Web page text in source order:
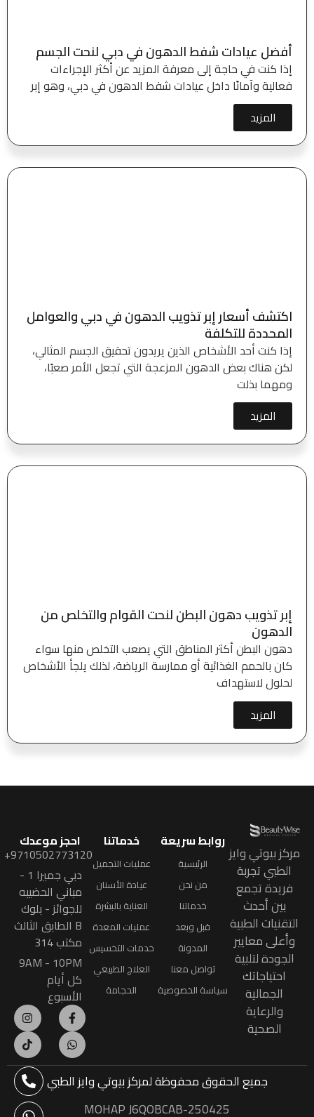
أفضل عيادات شفط الدهون في دبي لنحت الجسم
إذا كنت في حاجة إلى معرفة المزيد عن أكثر الإجراءات
فعالية وآمانًا داخل عيادات شفط الدهون في دبي، وهو إبر
المزيد
اكتشف أسعار إبر تذويب الدهون في دبي والعوامل
المحددة للتكلفة
إذا كنت أحد الأشخاص الذين يريدون تحقيق الجسم المثالي،
لكن هناك بعض الدهون المزعجة التي تجعل الأمر صعبًا،
ومهما بذلت
المزيد
إبر تذويب دهون البطن لنحت القوام والتخلص من
الدهون
دهون البطن أكثر المناطق التي يصعب التخلص منها سواء
كان بالحمم الغذائية أو ممارسة الرياضة، لذلك يلجأ الأشخاص
لحلول لاستهداف
المزيد
مركز بيوتي وايز
الطبي تجربة
فريدة تجمع
بين أحدث
التقنيات الطبية
وأعلى معايير
الجودة لتلبية
احتياجاتك
الجمالية
والرعاية
الصحية
روابط سريعة
الرئيسية
من نحن
خدماتنا
قبل وبعد
المدونة
تواصل معنا
سياسة الخصوصية
خدماتنا
عمليات التجميل
عيادة الأسنان
العناية بالبشرة
عمليات المعدة
خدمات التخسيس
العلاج الطبيعي
الحجامة
احجز موعدك
9710502773120+
دبي جميرا 1 -
مباني الحضيبه
للجوائز - بلوك
B الطابق الثالث
مكتب 314
9AM - 10PM
كل أيام
الأسبوع
جميع الحقوق محفوظةلمركز بيوتي وايز الطبي
MOHAP J6QOBCAB-250425